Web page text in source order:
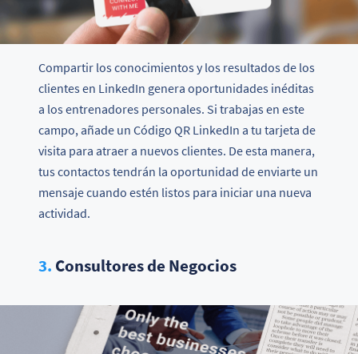
Compartir los conocimientos y los resultados de los
clientes en LinkedIn genera oportunidades inéditas
a los entrenadores personales. Si trabajas en este
campo, añade un Código QR LinkedIn a tu tarjeta de
visita para atraer a nuevos clientes. De esta manera,
tus contactos tendrán la oportunidad de enviarte un
mensaje cuando estén listos para iniciar una nueva
actividad.
3. Consultores de Negocios